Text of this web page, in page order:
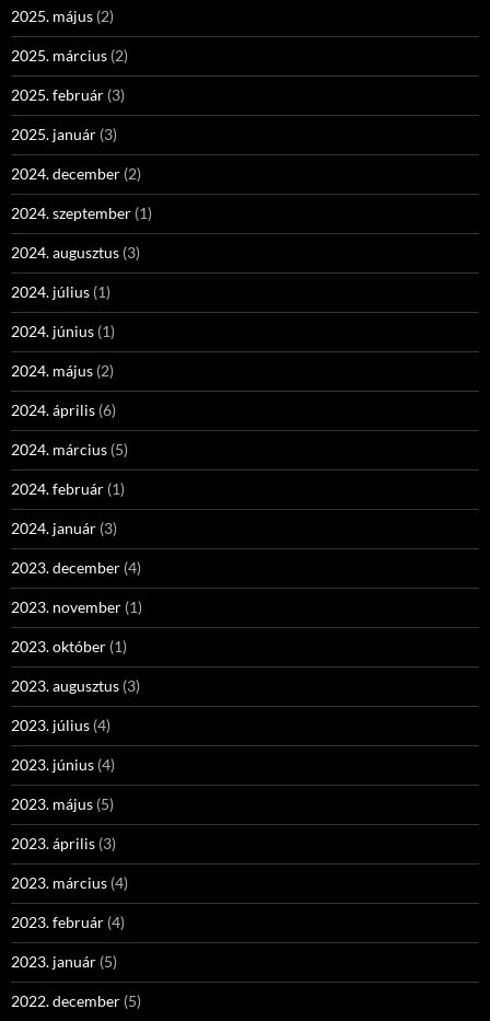
2025. május (2)
2025. március (2)
2025. február (3)
2025. január (3)
2024. december (2)
2024. szeptember (1)
2024. augusztus (3)
2024. július (1)
2024. június (1)
2024. május (2)
2024. április (6)
2024. március (5)
2024. február (1)
2024. január (3)
2023. december (4)
2023. november (1)
2023. október (1)
2023. augusztus (3)
2023. július (4)
2023. június (4)
2023. május (5)
2023. április (3)
2023. március (4)
2023. február (4)
2023. január (5)
2022. december (5)